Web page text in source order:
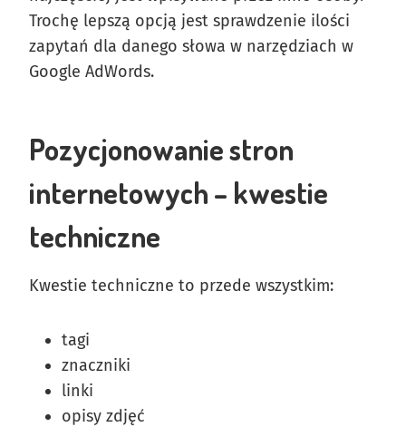
Trochę lepszą opcją jest sprawdzenie ilości
zapytań dla danego słowa w narzędziach w
Google AdWords.
Pozycjonowanie stron
internetowych – kwestie
techniczne
Kwestie techniczne to przede wszystkim:
tagi
znaczniki
linki
opisy zdjęć